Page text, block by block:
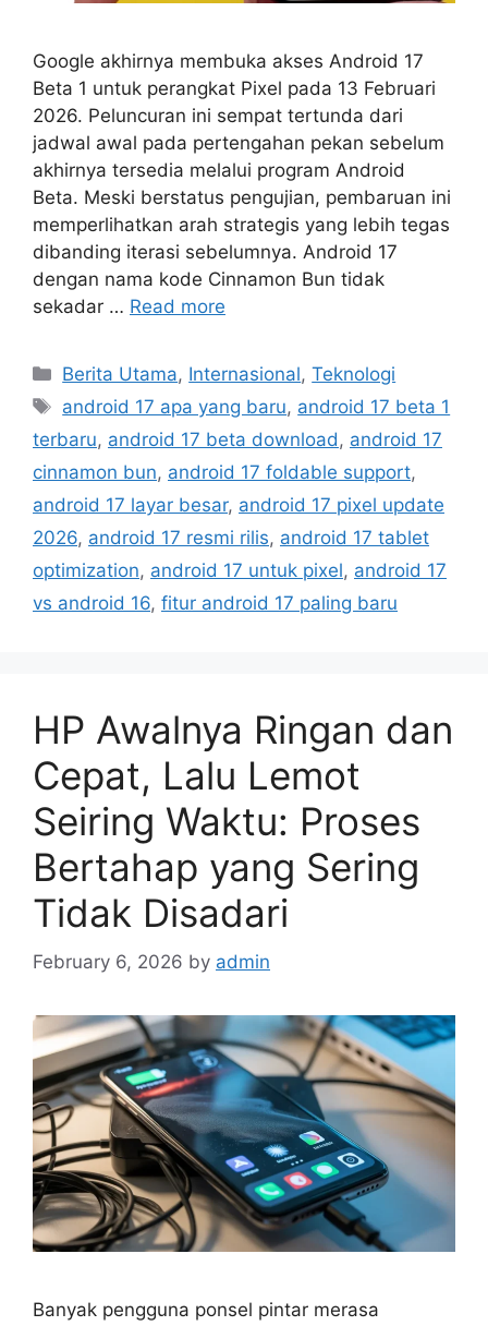
Google akhirnya membuka akses Android 17
Beta 1 untuk perangkat Pixel pada 13 Februari
2026. Peluncuran ini sempat tertunda dari
jadwal awal pada pertengahan pekan sebelum
akhirnya tersedia melalui program Android
Beta. Meski berstatus pengujian, pembaruan ini
memperlihatkan arah strategis yang lebih tegas
dibanding iterasi sebelumnya. Android 17
dengan nama kode Cinnamon Bun tidak
sekadar … Read more
C
a
e
g
o
r
i
s
Berita Utama, Internasional,Teknologi
T
a
s
android 17 apa yang baru, android 17 beta 1
terbaru, android 17 beta download, android 17
cinnamon bun, android 17 foldable support,
android 17 layar besar, android 17 pixel update
2026, android 17 resmi rilis, android 17 tablet
optimization, android 17 untuk pixel, android 17
vs android 16, fitur android 17 paling baru
HP Awalnya Ringan dan
Cepat, Lalu Lemot
Seiring Waktu: Proses
Bertahap yang Sering
Tidak Disadari
February 6, 2026 by admin
Banyak pengguna ponsel pintar merasa